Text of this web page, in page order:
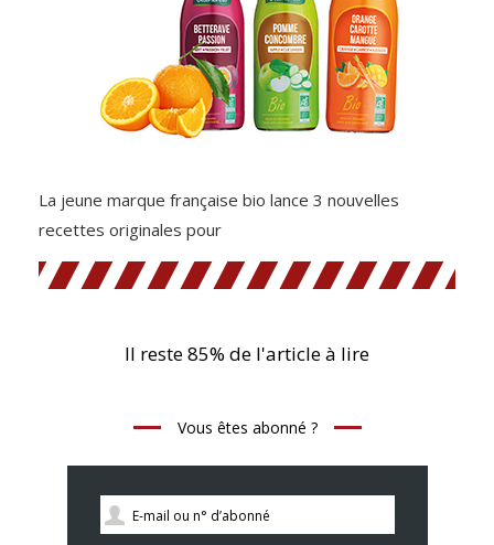
La jeune marque française bio lance 3 nouvelles
recettes originales pour
Il reste 85% de l'article à lire
Vous êtes abonné ?